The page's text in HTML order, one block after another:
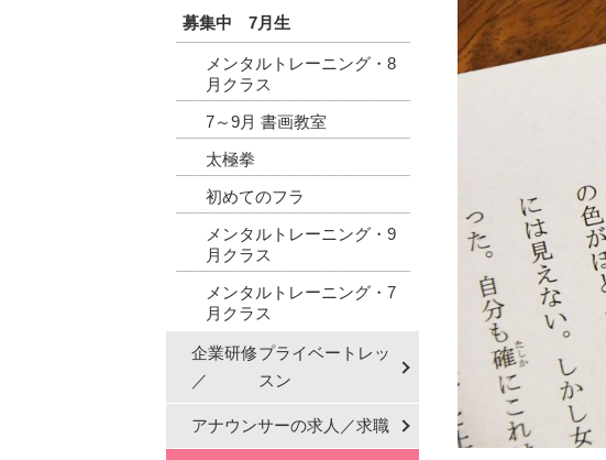
募集中 7月生
メンタルトレーニング・8
月クラス
7～9月 書画教室
太極拳
初めてのフラ
メンタルトレーニング・9
月クラス
メンタルトレーニング・7
月クラス
企業研修
／
プライベートレッ
スン
アナウンサーの求人／求職